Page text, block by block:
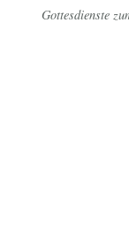
Gottesdienste